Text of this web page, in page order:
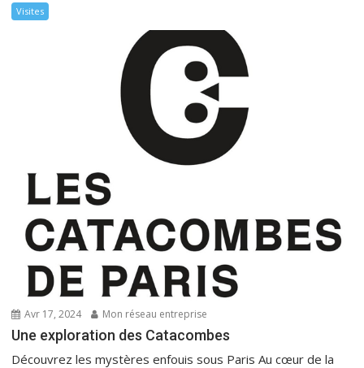
Visites
Avr 17, 2024 Mon réseau entreprise
Une exploration des Catacombes
Découvrez les mystères enfouis sous Paris Au cœur de la